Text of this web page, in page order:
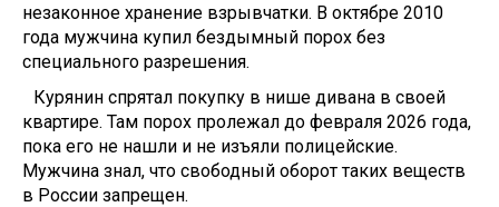
незаконное хранение взрывчатки. В октябре 2010
года мужчина купил бездымный порох без
специального разрешения.
Курянин спрятал покупку в нише дивана в своей
квартире. Там порох пролежал до февраля 2026 года,
пока его не нашли и не изъяли полицейские.
Мужчина знал, что свободный оборот таких веществ
в России запрещен.